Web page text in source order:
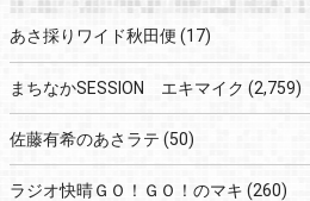
あさ採りワイド秋田便 (17)
まちなかSESSION エキマイク (2,759)
佐藤有希のあさラテ (50)
ラジオ快晴ＧＯ！ＧＯ！のマキ (260)